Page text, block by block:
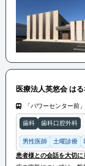
最新の技術と設備を用
医療法人英悠会 は
「パワーセンター前
歯科 歯科口腔外科
男性医師 土曜診療
患者様との会話を大切に